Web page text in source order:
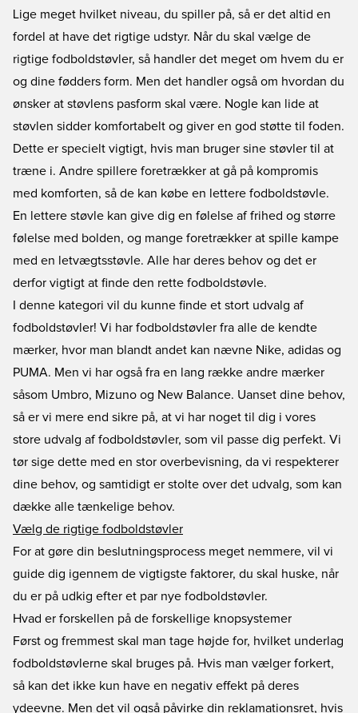
hos Unisportstore. Du kan personliggøre dine fodboldstøvler med et navn og
flagtryk efter eget valg. Lave priser og hurtig levering!
Lige meget hvilket niveau, du spiller på, så er det altid en
fordel at have det rigtige udstyr. Når du skal vælge de
rigtige fodboldstøvler, så handler det meget om hvem du er
og dine fødders form. Men det handler også om hvordan du
ønsker at støvlens pasform skal være. Nogle kan lide at
støvlen sidder komfortabelt og giver en god støtte til foden.
Dette er specielt vigtigt, hvis man bruger sine støvler til at
træne i. Andre spillere foretrækker at gå på kompromis
med komforten, så de kan købe en lettere fodboldstøvle.
En lettere støvle kan give dig en følelse af frihed og større
følelse med bolden, og mange foretrækker at spille kampe
med en letvægtsstøvle. Alle har deres behov og det er
derfor vigtigt at finde den rette fodboldstøvle.
I denne kategori vil du kunne finde et stort udvalg af
fodboldstøvler! Vi har fodboldstøvler fra alle de kendte
mærker, hvor man blandt andet kan nævne Nike, adidas og
PUMA. Men vi har også fra en lang række andre mærker
såsom Umbro, Mizuno og New Balance. Uanset dine behov,
så er vi mere end sikre på, at vi har noget til dig i vores
store udvalg af fodboldstøvler, som vil passe dig perfekt. Vi
tør sige dette med en stor overbevisning, da vi respekterer
dine behov, og samtidigt er stolte over det udvalg, som kan
dække alle tænkelige behov.
Vælg de rigtige fodboldstøvler
For at gøre din beslutningsprocess meget nemmere, vil vi
guide dig igennem de vigtigste faktorer, du skal huske, når
du er på udkig efter et par nye fodboldstøvler.
Hvad er forskellen på de forskellige knopsystemer
Først og fremmest skal man tage højde for, hvilket underlag
fodboldstøvlerne skal bruges på. Hvis man vælger forkert,
så kan det ikke kun have en negativ effekt på deres
ydeevne. Men det vil også påvirke din reklamationsret, hvis